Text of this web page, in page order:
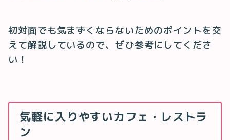
初対面でも気まずくならないためのポイントを交
えて解説しているので、ぜひ参考にしてくださ
い！
気軽に入りやすいカフェ・レストラ
ン